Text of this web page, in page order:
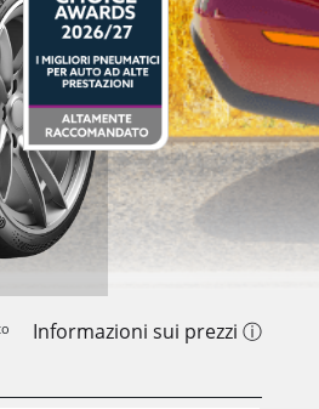
Informazioni sui prezzi ⓘ